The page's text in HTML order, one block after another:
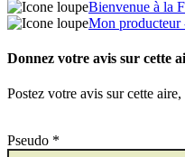
Bienvenue à la
Mon producteur
Donnez votre avis sur cette
Postez votre avis sur cette
Pseudo *